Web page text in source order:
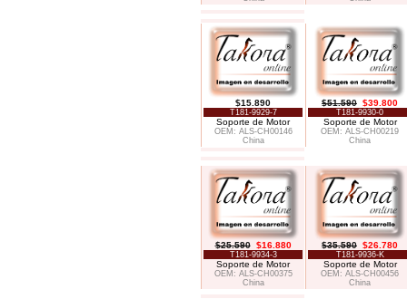
$15.890
T181-9929-7
Soporte de Motor
OEM: ALS-CH00146
China
$51.590 $39.800
T181-9930-0
Soporte de Motor
OEM: ALS-CH00219
China
$25.590 $16.880
T181-9934-3
Soporte de Motor
OEM: ALS-CH00375
China
$35.590 $26.780
T181-9936-K
Soporte de Motor
OEM: ALS-CH00456
China